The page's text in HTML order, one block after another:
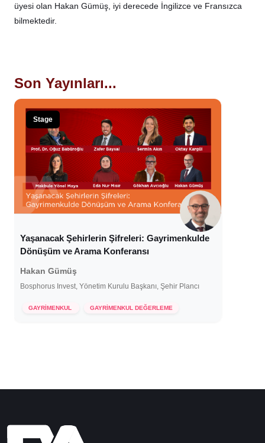
üyesi olan Hakan Gümüş, iyi derecede İngilizce ve Fransızca
bilmektedir.
Son Yayınları...
Stage
Yaşanacak Şehirlerin Şifreleri: Gayrimenkulde
Dönüşüm ve Arama Konferansı
Hakan Gümüş
Bosphorus Invest, Yönetim Kurulu Başkanı, Şehir Plancı
GAYRİMENKUL GAYRİMENKUL DEĞERLEME